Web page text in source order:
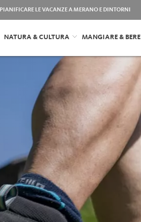
PIANIFICARE LE VACANZE A MERANO E DINTORNI
NATURA & CULTURA MANGIARE & BERE